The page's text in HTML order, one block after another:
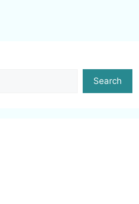
Search